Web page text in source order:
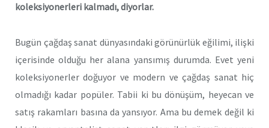
koleksiyonerleri kalmadı, diyorlar.
Bugün çağdaş sanat dünyasındaki görünürlük eğilimi, ilişki
içerisinde olduğu her alana yansımış durumda. Evet yeni
koleksiyonerler doğuyor ve modern ve çağdaş sanat hiç
olmadığı kadar popüler. Tabii ki bu dönüşüm, heyecan ve
satış rakamları basına da yansıyor. Ama bu demek değil ki